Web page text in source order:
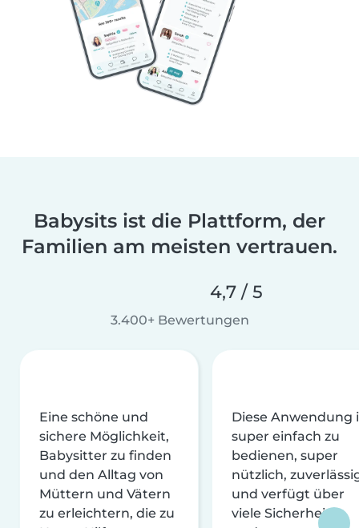
Babysits ist die Plattform, der
Familien am meisten vertrauen.
4,7 / 5
3.400+ Bewertungen
Eine schöne und
sichere Möglichkeit,
Babysitter zu finden
und den Alltag von
Müttern und Vätern
zu erleichtern, die zu
Diese Anwendung
super einfach zu
bedienen, super
nützlich,
und verfügt über
viele Sicherheits-